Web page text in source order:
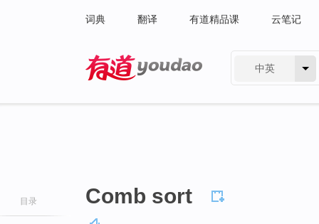
词典 翻译 有道精品课 云笔记
中英
目录 Comb sort